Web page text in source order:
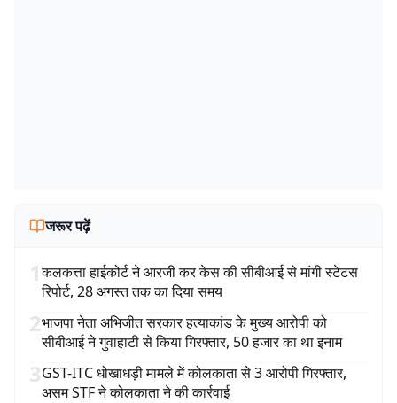
जरूर पढ़ें
1कलकत्ता हाईकोर्ट ने आरजी कर केस की सीबीआई से मांगी स्टेटस
रिपोर्ट, 28 अगस्त तक का दिया समय
2भाजपा नेता अभिजीत सरकार हत्याकांड के मुख्य आरोपी को
सीबीआई ने गुवाहाटी से किया गिरफ्तार, 50 हजार का था इनाम
3GST-ITC धोखाधड़ी मामले में कोलकाता से 3 आरोपी गिरफ्तार,
असम STF ने कोलकाता ने की कार्रवाई